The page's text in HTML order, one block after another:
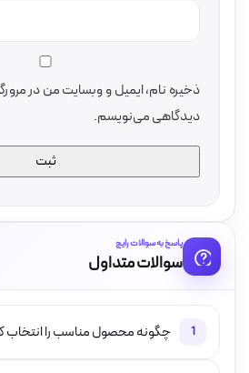
ذخیره نام، ایمیل و وبسایت من در
دیدگاهی می‌نویسم.
پاسخ به سوالات رایج
سوالات متداول
1 چگونه محصول مناسب را انتخاب